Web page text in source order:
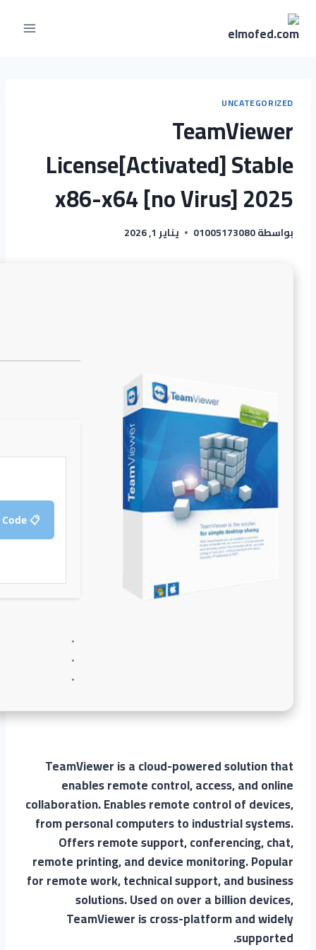
التجاوز
UNCATEGORIZED
TeamViewer
License[Activated] Stable
x86-x64 [no Virus] 2025
بواسطة01005173080 يناير 1, 2026
📋 Copy Crack Code
TeamViewer is a cloud-powered solution that
enables remote control, access, and online
collaboration. Enables remote control of devices,
from personal computers to industrial systems.
Offers remote support, conferencing, chat,
remote printing, and device monitoring. Popular
for remote work, technical support, and business
solutions. Used on over a billion devices,
TeamViewer is cross-platform and widely
supported.